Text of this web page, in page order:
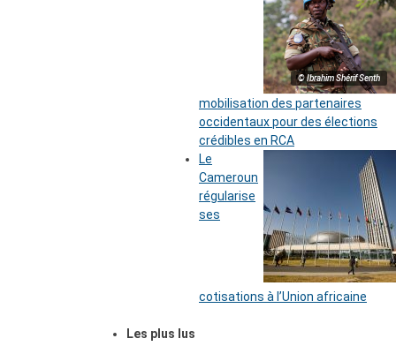
© Ibrahim Shérif Senth
mobilisation des partenaires
occidentaux pour des élections
crédibles en RCA
Le
Cameroun
régularise
ses
cotisations à l’Union africaine
Les plus lus